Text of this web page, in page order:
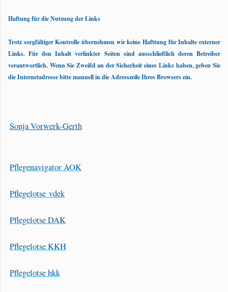
Haftung für die Nutzung der Links
Trotz sorgfältiger Kontrolle übernehmen wir keine Hafttung für Inhalte externer
Links. Für den Inhalt verlinkter Seiten sind ausschließlich deren Betreiber
verantwortlich. Wenn Sie Zweifel an der Sicherheit eines Links haben, geben Sie
die Internetadresse bitte manuell in die Adresszeile Ihres Browsers ein.
Sonja Vorwerk-Gerth
Pflegenavigator AOK
Pflegelotse vdek
Pflegelotse DAK
Pflegelotse KKH
Pflegelotse hkk